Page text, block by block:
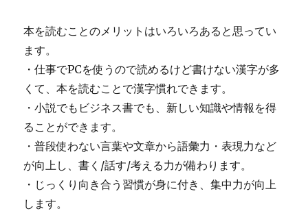
本を読むことのメリットはいろいろあると思ってい
ます。
・仕事でPCを使うので読めるけど書けない漢字が多
くて、本を読むことで漢字慣れできます。
・小説でもビジネス書でも、新しい知識や情報を得
ることができます。
・普段使わない言葉や文章から語彙力・表現力など
が向上し、書く/話す/考える力が備わります。
・じっくり向き合う習慣が身に付き、集中力が向上
します。